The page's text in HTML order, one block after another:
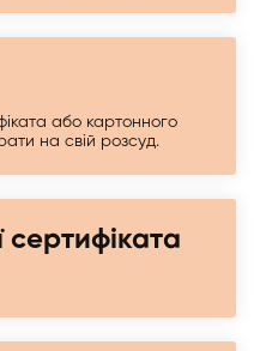
або картонного
на свій розсуд.
сертифіката